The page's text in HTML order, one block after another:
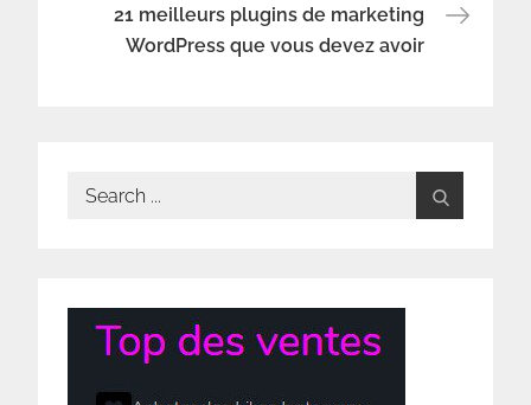
l’article
21 meilleurs plugins de marketing
WordPress que vous devez avoir
Search